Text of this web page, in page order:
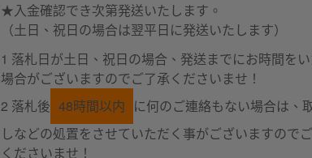
★入金確認でき次第発送いたします。
（土日、祝日の場合は翌平日に発送いたします）
1 落札日が土日、祝日の場合、発送までにお時間をい
場合がございますのでご了承くださいませ！
2 落札後 48時間以内 に何のご連絡もない場合は、
しなどの処置をさせていただく事がございますので
くださいませ！